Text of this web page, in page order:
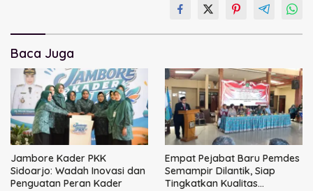
Baca Juga
Jambore Kader PKK
Sidoarjo: Wadah Inovasi dan
Penguatan Peran Kader
Empat Pejabat Baru Pemdes
Semampir Dilantik, Siap
Tingkatkan Kualitas